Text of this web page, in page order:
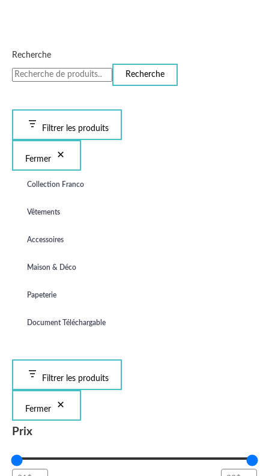
Recherche
Recherche
Filtrer les produits
Fermer
Collection Franco
Vêtements
Accessoires
Maison & Déco
Papeterie
Document Téléchargable
Filtrer les produits
Fermer
Prix